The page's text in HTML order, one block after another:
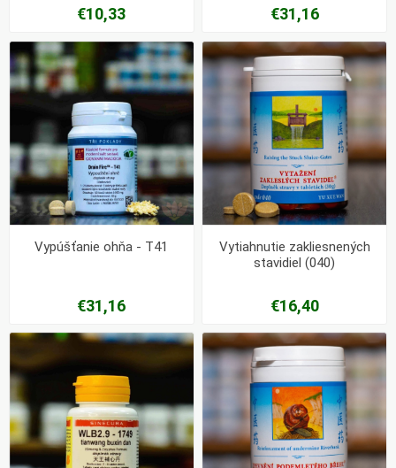
€10,33 €31,16
Vypúšťanie ohňa - T41
€31,16
Vytiahnutie zakliesnených
stavidiel (040)
€16,40